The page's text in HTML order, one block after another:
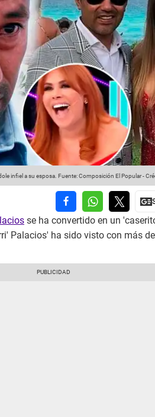
infiel a su esposa. Fuente: Composición El Popular-
se ha convertido en un
Palacios' ha sido visto con más